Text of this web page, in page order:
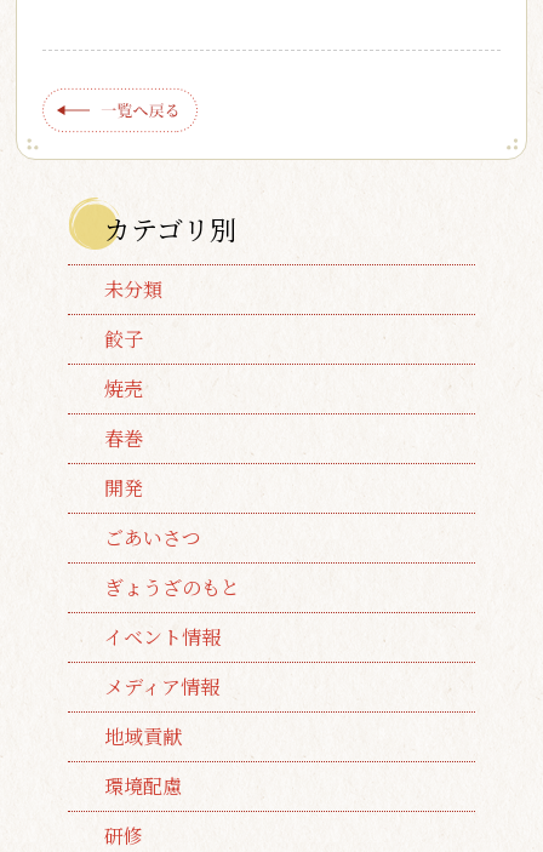
カテゴリ別
未分類
餃子
焼売
春巻
開発
ごあいさつ
ぎょうざのもと
イベント情報
メディア情報
地域貢献
環境配慮
研修